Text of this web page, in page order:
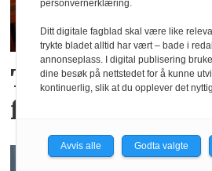
Tror de «brune»
får en ny
personvernerklæring.
Ditt digitale fagblad skal være like
trykte bladet alltid har vært – bade i
annonseplass. I digital publisering
dine besøk på nettstedet for å kunne
kontinuerlig, slik at du opplever det
Avvis alle Godta valgte